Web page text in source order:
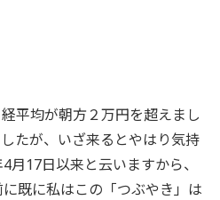
平均が朝方２万円を超えまし
たが、いざ来るとやはり気持
月17日以来と云いますから、
既に私はこの「つぶやき」は